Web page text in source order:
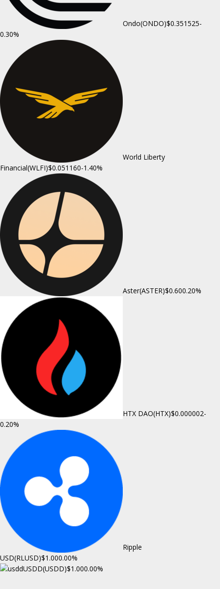
Ondo(ONDO)$0.351525-
0.30%
World Liberty
Financial(WLFI)$0.051160-1.40%
Aster(ASTER)$0.600.20%
HTX DAO(HTX)$0.000002-
0.20%
Ripple
USD(RLUSD)$1.000.00%
USDD(USDD)$1.000.00%